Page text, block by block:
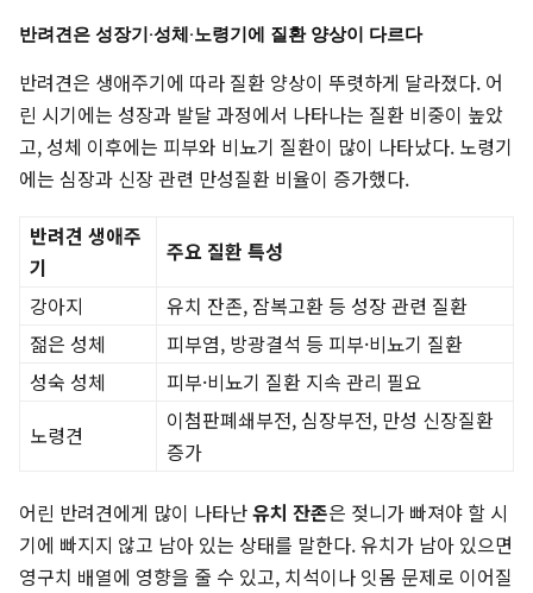
반려견은 성장기·성체·노령기에 질환 양상이 다르다
반려견은 생애주기에 따라 질환 양상이 뚜렷하게 달라졌다. 어
린 시기에는 성장과 발달 과정에서 나타나는 질환 비중이 높았
고, 성체 이후에는 피부와 비뇨기 질환이 많이 나타났다. 노령기
에는 심장과 신장 관련 만성질환 비율이 증가했다.
반려견 생애주
기
주요 질환 특성
강아지
유치 잔존, 잠복고환 등 성장 관련 질환
젊은 성체
피부염, 방광결석 등 피부·비뇨기 질환
성숙 성체
피부·비뇨기 질환 지속 관리 필요
노령견
이첨판폐쇄부전, 심장부전, 만성 신장질환
증가
어린 반려견에게 많이 나타난유치 잔존은 젖니가 빠져야 할 시
기에 빠지지 않고 남아 있는 상태를 말한다. 유치가 남아 있으면
영구치 배열에 영향을 줄 수 있고, 치석이나 잇몸 문제로 이어질